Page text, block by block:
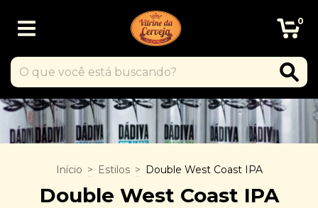
0
Início > Estilos > Double West Coast IPA
Double West Coast IPA